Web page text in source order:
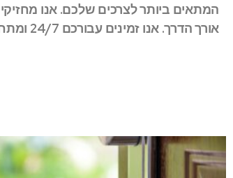
המתאים ביותר לצרכים שלכם. אנו
אורך הדרך. אנו זמינים עבורכם 24/7 ומתחייבים למחירים נוחים ואטרקטיביים. לקבלת מידע נוסף,